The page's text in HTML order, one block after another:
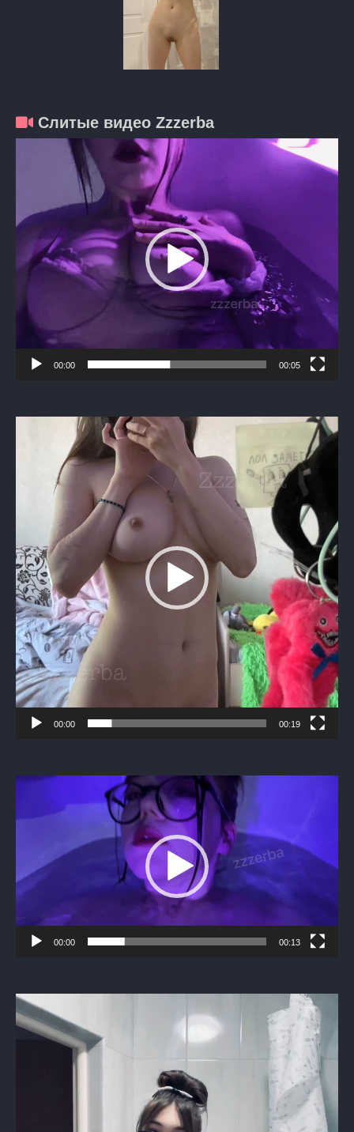
Слитые видео Zzzerba
Видеоплеер
00:00 00:05
Видеоплеер
00:00 00:19
Видеоплеер
00:00 00:13
Видеоплеер